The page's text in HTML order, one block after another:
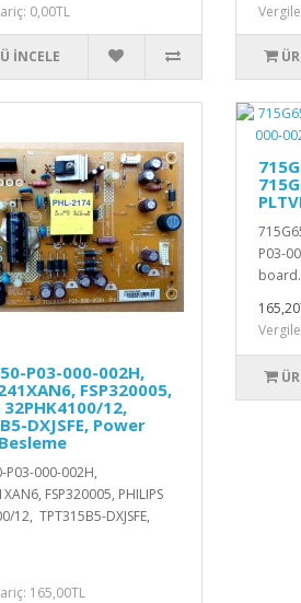
0,00TL
İNCELE
P03-000-002H,
FSP320005,
32PHK4100/12,
DXJSFE, Power
P03-000-002H,
FSP320005, PHILIPS
12, TPT315B5-DXJSFE,
165,00TL
P03-